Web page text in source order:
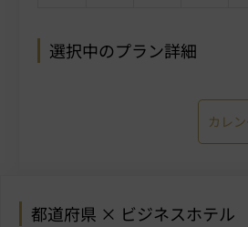
選択中のプラン詳細
カレ
都道府県 × ビジネスホテル